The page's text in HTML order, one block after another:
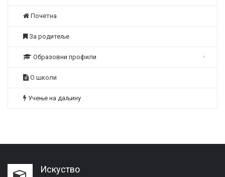
Почетна
За родитеље
Образовни профили
О школи
Учење на даљину
Искуство